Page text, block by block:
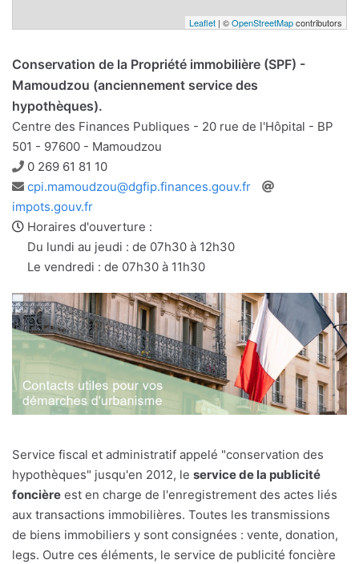
Leaflet | ©OpenStreetMapcontributors
Conservation de la Propriété immobilière (SPF) -
Mamoudzou (anciennement service des
hypothèques).
Centre des Finances Publiques - 20 rue de l'Hôpital - BP
501 - 97600 - Mamoudzou
Téléphone
0 269 61 81 10
Adresse
e-
mail
cpi.mamoudzou@dgfip.finances.gouv.fr
impots.gouv.fr
Horaires d'ouverture :
Du lundi au jeudi : de 07h30 à 12h30
Le vendredi : de 07h30 à 11h30
Service fiscal et administratif appelé "conservation des
hypothèques" jusqu'en 2012, le service de la publicité
foncière est en charge de l'enregistrement des actes liés
aux transactions immobilières. Toutes les transmissions
de biens immobiliers y sont consignées : vente, donation,
legs. Outre ces éléments, le service de publicité foncière